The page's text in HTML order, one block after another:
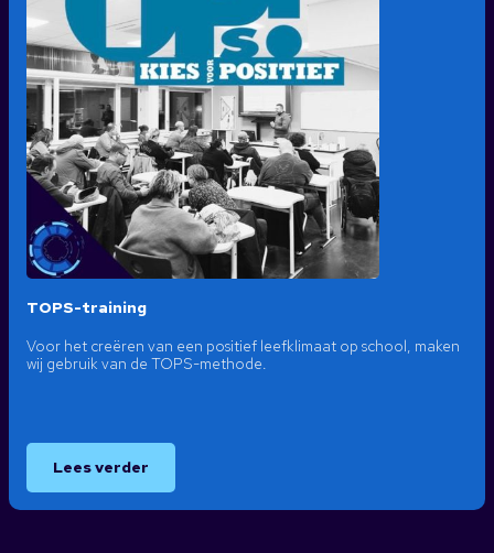
TOPS-training
Voor het creëren van een positief leefklimaat op school, maken
wij gebruik van de TOPS-methode.
Lees verder